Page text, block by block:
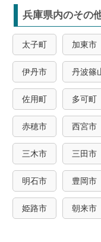
兵庫県内のその
太子町 加東市
伊丹市 丹波篠
佐用町 多可町
赤穂市 西宮市
三木市 三田市
明石市 豊岡市
姫路市 朝来市